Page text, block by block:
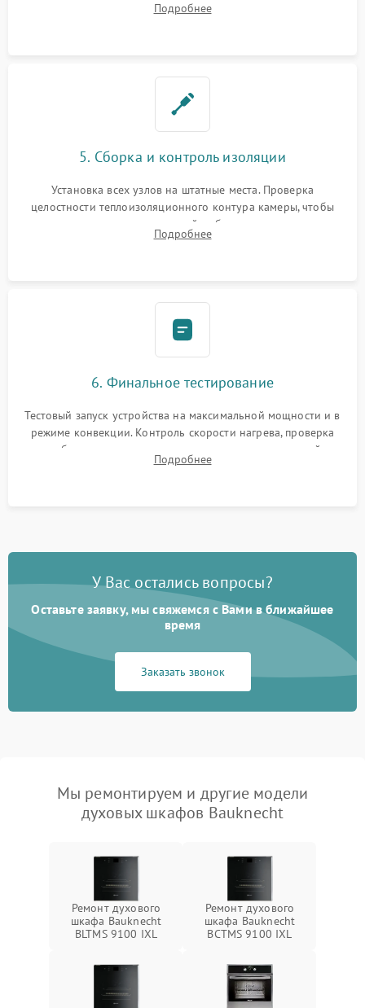
выгоревших реле, восстановление контактов и замена
Подробнее
5. Сборка и контроль изоляции
Установка всех узлов на штатные места. Проверка
целостности теплоизоляционного контура камеры, чтобы
исключить перегрев кухонной мебели и потерю тепла.
Надежная фиксация клемм и сборка корпуса шкафа.
Подробнее
6. Финальное тестирование
Тестовый запуск устройства на максимальной мощности и в
режиме конвекции. Контроль скорости нагрева, проверка
срабатывания термостата при достижении заданной
температуры и тест на отсутствие утечек тока.
Подробнее
У Вас остались вопросы?
Оставьте заявку, мы свяжемся с Вами в ближайшее
время
Заказать звонок
Мы ремонтируем и другие модели
духовых шкафов Bauknecht
Ремонт духового
шкафа Bauknecht
BLTMS 9100 IXL
Ремонт духового
шкафа Bauknecht
BCTMS 9100 IXL